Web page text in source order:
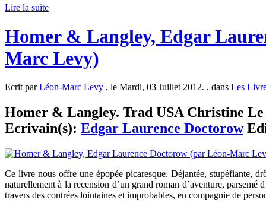
Lire la suite
Homer & Langley, Edgar
Marc Levy)
Ecrit parLéon-Marc Levy , le Mardi, 03 Juillet 2012. , dans Les
Homer & Langley. Trad USA Christine Le
Ecrivain(s): Edgar Laurence Doctorow
Ce livre nous offre une épopée picaresque. Déjantée, stupéfiante,
naturellement à la recension d’un grand roman d’aventure,
travers des contrées lointaines et improbables, en compagnie de